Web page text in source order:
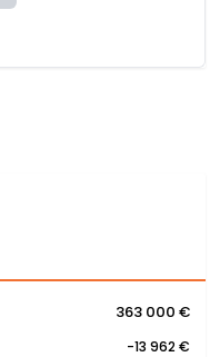
363 000 €
-13 962 €